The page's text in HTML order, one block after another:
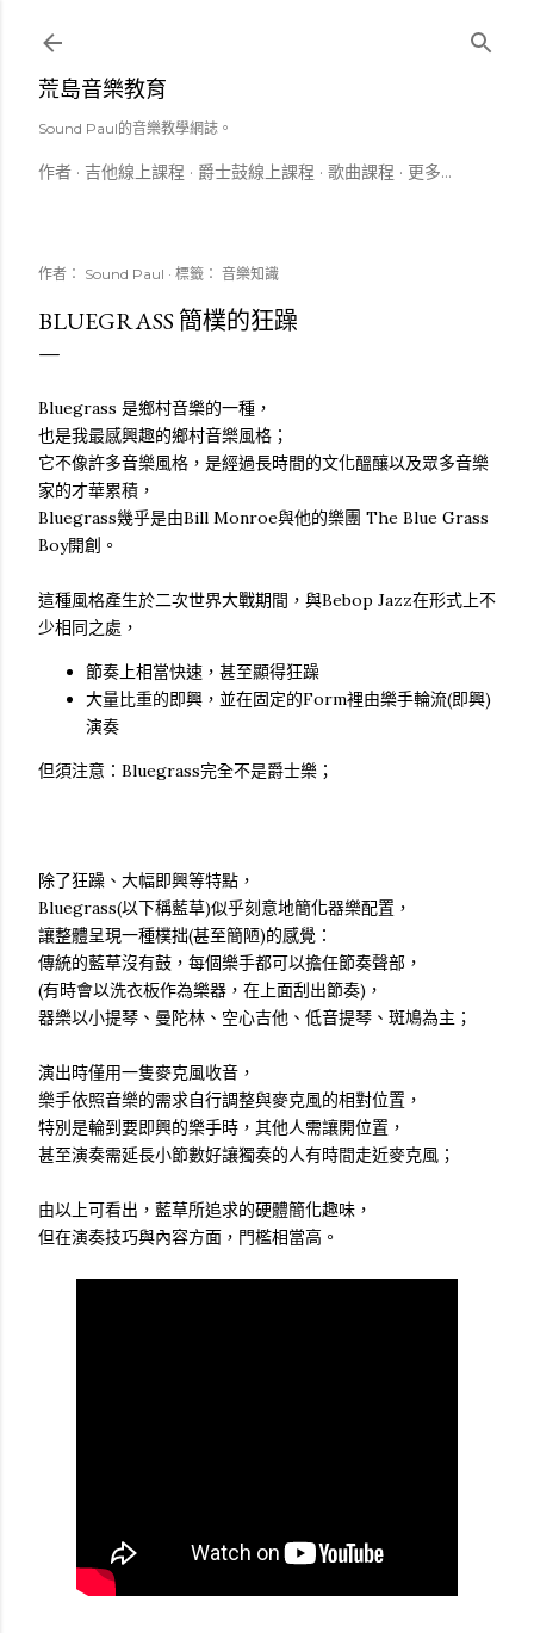
荒島音樂教育
Sound Paul的音樂教學網誌。
作者 吉他線上課程 爵士鼓線上課程 歌曲課程 更多…
作者： Sound Paul 標籤： 音樂知識
BLUEGRASS 簡樸的狂躁
Bluegrass 是鄉村音樂的一種，
也是我最感興趣的鄉村音樂風格；
它不像許多音樂風格，是經過長時間的文化醞釀以及眾多音樂
家的才華累積，
Bluegrass幾乎是由Bill Monroe與他的樂團 The Blue Grass
Boy開創。
這種風格產生於二次世界大戰期間，與Bebop Jazz在形式上不
少相同之處，
節奏上相當快速，甚至顯得狂躁
大量比重的即興，並在固定的Form裡由樂手輪流(即興)
演奏
但須注意：Bluegrass完全不是爵士樂；
除了狂躁、大幅即興等特點，
Bluegrass(以下稱藍草)似乎刻意地簡化器樂配置，
讓整體呈現一種樸拙(甚至簡陋)的感覺：
傳統的藍草沒有鼓，每個樂手都可以擔任節奏聲部，
(有時會以洗衣板作為樂器，在上面刮出節奏)，
器樂以小提琴、曼陀林、空心吉他、低音提琴、斑鳩為主；
演出時僅用一隻麥克風收音，
樂手依照音樂的需求自行調整與麥克風的相對位置，
特別是輪到要即興的樂手時，其他人需讓開位置，
甚至演奏需延長小節數好讓獨奏的人有時間走近麥克風；
由以上可看出，藍草所追求的硬體簡化趣味，
但在演奏技巧與內容方面，門檻相當高。